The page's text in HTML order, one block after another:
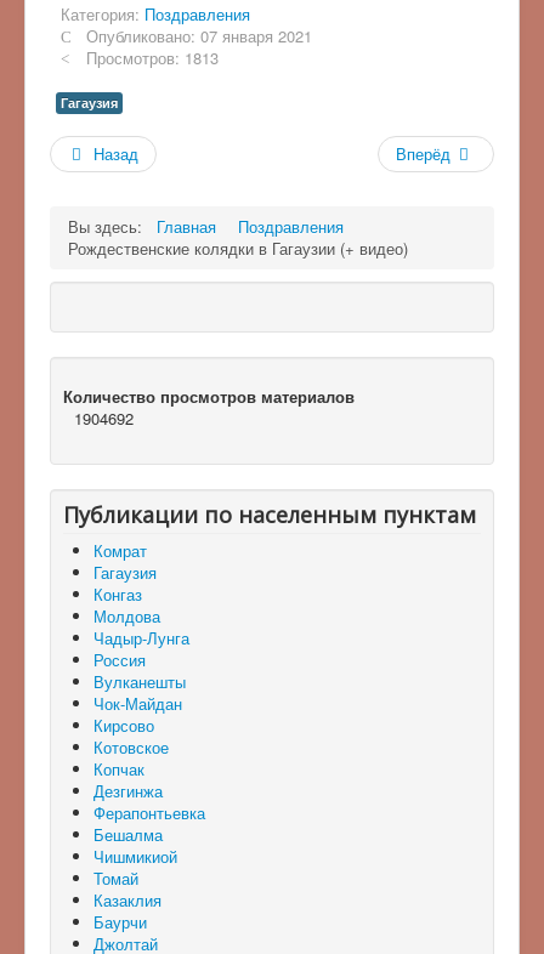
Категория: Поздравления
Опубликовано: 07 января 2021
Просмотров: 1813
Гагаузия
Назад Вперёд
Вы здесь: Главная
Поздравления
Рождественские колядки в Гагаузии (+ видео)
Количество просмотров материалов
1904692
Публикации по населенным пунктам
Комрат
Гагаузия
Конгаз
Молдова
Чадыр-Лунга
Россия
Вулканешты
Чок-Майдан
Кирсово
Котовское
Копчак
Дезгинжа
Ферапонтьевка
Бешалма
Чишмикиой
Томай
Казаклия
Баурчи
Джолтай